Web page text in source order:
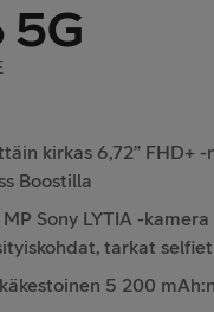
5G
kirkas 6,72” FHD+
Boostilla
Sony LYTIA -
tarkat
5 200